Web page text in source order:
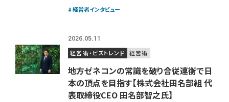
経営者インタビュー
2026.05.11
経営術・ビズトレンド 経営術
地方ゼネコンの常識を破り合従連衡で日
本の頂点を目指す【株式会社田名部組 代
表取締役CEO 田名部智之氏】